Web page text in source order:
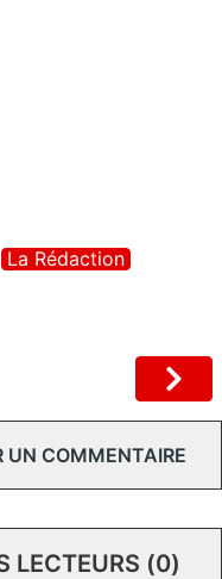
La Rédaction
UN COMMENTAIRE
LECTEURS (0)